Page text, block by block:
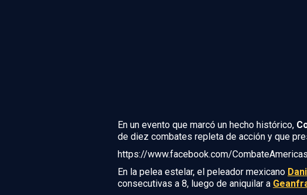
En un evento que marcó un hecho histórico,
de diez combates repleta de acción y que
https://www.facebook.com/
En la pelea estelar, el peleador mexicano
consecutivas a 8, luego de aniquilar a